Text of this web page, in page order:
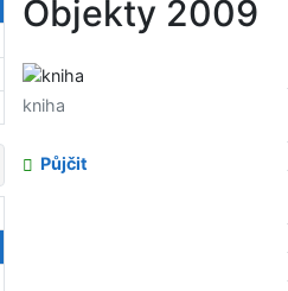
Objekty 2009
kniha
Půjčit